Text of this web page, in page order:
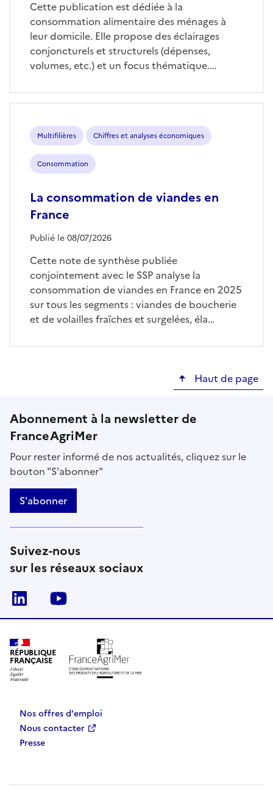
Cette publication est dédiée à la
consommation alimentaire des ménages à
leur domicile. Elle propose des éclairages
conjoncturels et structurels (dépenses,
volumes, etc.) et un focus thématique.…
Multifilières Chiffres et analyses économiques
Consommation
La consommation de viandes en
France
Publié le 08/07/2026
Cette note de synthèse publiée
conjointement avec le SSP analyse la
consommation de viandes en France en 2025
sur tous les segments : viandes de boucherie
et de volailles fraîches et surgelées, éla…
Haut de page
Abonnement à la newsletter de
FranceAgriMer
Pour rester informé de nos actualités, cliquez sur le
bouton "S'abonner"
S'abonner
Suivez-nous
sur les réseaux sociaux
Linkedin
RÉPUBLIQUE
FRANÇAISE
Nos offres d'emploi
Nous contacter
Presse